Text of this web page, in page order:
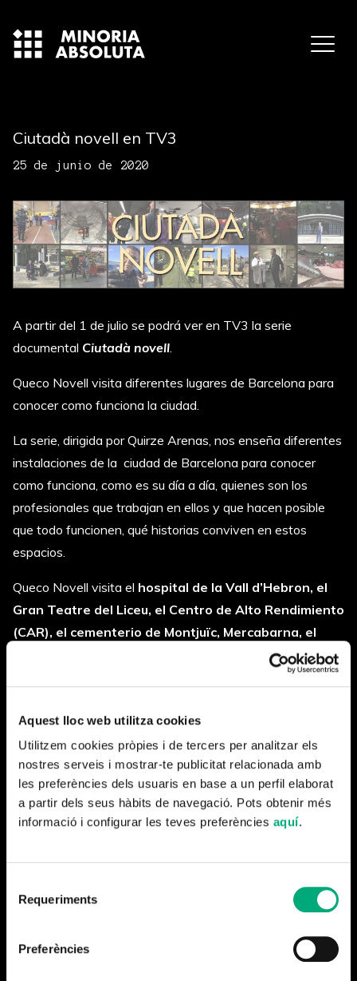
Aquest lloc web utilitza cookies
Utilitzem cookies pròpies i de tercers per analitzar els
nostres serveis i mostrar-te publicitat relacionada amb
les preferències dels usuaris en base a un perfil elaborat
a partir dels seus hàbits de navegació. Pots obtenir més
informació i configurar les teves preferències aquí.
Requeriments
Preferències
Ciutadà novell en TV3
25 de junio de 2020
A partir del 1 de julio se podrá ver en TV3 la serie
documental Ciutadà novell.
Queco Novell visita diferentes lugares de Barcelona para
conocer como funciona la ciudad.
La serie, dirigida por Quirze Arenas, nos enseña diferentes
instalaciones de la ciudad de Barcelona para conocer
como funciona, como es su día a día, quienes son los
profesionales que trabajan en ellos y que hacen posible
que todo funcionen, qué historias conviven en estos
espacios.
Queco Novell visita el hospital de la Vall d’Hebron, el
Gran Teatre del Liceu, el Centro de Alto Rendimiento
(CAR), el cementerio de Montjuïc, Mercabarna, el
metro, el Zoo, el Puerto de Barcelona y la Guardia
Todos los miércoles de verano a las 22:40 horas en TV3.
Más noticias